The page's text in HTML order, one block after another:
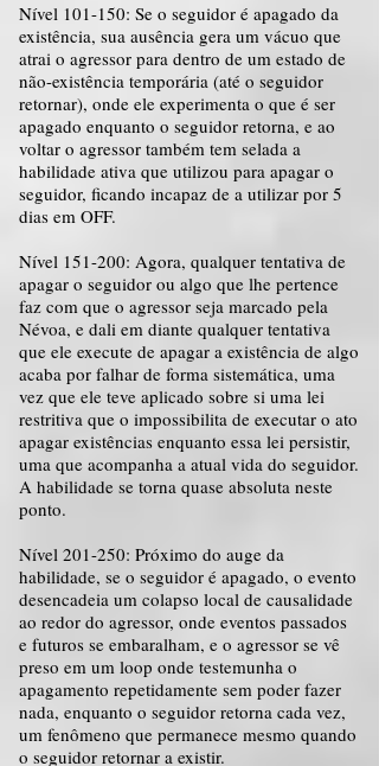
Nível 101-150: Se o seguidor é apagado da
existência, sua ausência gera um vácuo que
atrai o agressor para dentro de um estado de
não-existência temporária (até o seguidor
retornar), onde ele experimenta o que é ser
apagado enquanto o seguidor retorna, e ao
voltar o agressor também tem selada a
habilidade ativa que utilizou para apagar o
seguidor, ficando incapaz de a utilizar por 5
dias em OFF.
Nível 151-200: Agora, qualquer tentativa de
apagar o seguidor ou algo que lhe pertence
faz com que o agressor seja marcado pela
Névoa, e dali em diante qualquer tentativa
que ele execute de apagar a existência de algo
acaba por falhar de forma sistemática, uma
vez que ele teve aplicado sobre si uma lei
restritiva que o impossibilita de executar o ato
apagar existências enquanto essa lei persistir,
uma que acompanha a atual vida do seguidor.
A habilidade se torna quase absoluta neste
ponto.
Nível 201-250: Próximo do auge da
habilidade, se o seguidor é apagado, o evento
desencadeia um colapso local de causalidade
ao redor do agressor, onde eventos passados
e futuros se embaralham, e o agressor se vê
preso em um loop onde testemunha o
apagamento repetidamente sem poder fazer
nada, enquanto o seguidor retorna cada vez,
um fenômeno que permanece mesmo quando
o seguidor retornar a existir.